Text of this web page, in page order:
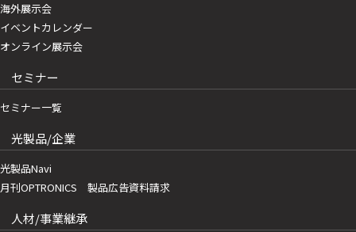
海外展示会
イベントカレンダー
オンライン展示会
セミナー
セミナー一覧
光製品/企業
光製品Navi
月刊OPTRONICS 製品広告資料請求
人材/事業継承